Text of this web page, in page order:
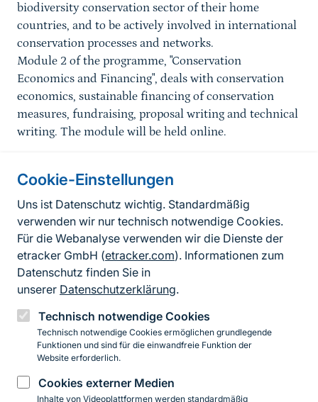
Cookie-Einstellungen
Uns ist Datenschutz wichtig. Standardmäßig
verwenden wir nur technisch notwendige Cookies.
Für die Webanalyse verwenden wir die Dienste der
etracker GmbH (etracker.com). Informationen zum
Datenschutz finden Sie in
unserer Datenschutzerklärung.
Technisch notwendige Cookies
Technisch notwendige Cookies ermöglichen grundlegende
Funktionen und sind für die einwandfreie Funktion der
Website erforderlich.
Cookies externer Medien
Inhalte von Videoplattformen werden standardmäßig
biodiversity conservation sector of their home
countries, and to be actively involved in international
conservation processes and networks.
Module 2 of the programme, "Conservation
Economics and Financing", deals with conservation
economics, sustainable financing of conservation
measures, fundraising, proposal writing and technical
writing. The module will be held online.
Informationen zur Seite
FußzeileKontakt zum BfN
Kontaktformular
Erklärung zur Barrierefreiheit
Impressum
Datenschutz
InstagramFacebookYouTubeLinkedIn